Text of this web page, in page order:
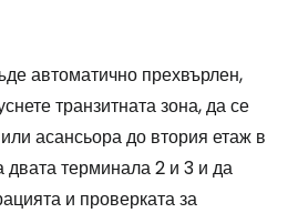
автоматично прехвърлен,
транзитната зона, да се
асансьора до втория етаж в
двата терминала 2 и 3 и да
и проверката за